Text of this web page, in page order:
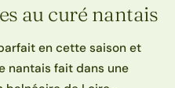
au curé nantais
en cette saison et
nantais fait dans une